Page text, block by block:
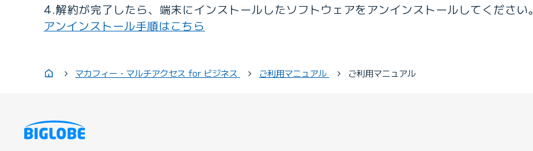
4.解約が完了したら、端末にインストールしたソフトウェアをアンインストールしてください。
アンインストール手順はこちら
マカフィー・マルチアクセス for ビジネス ご利用マニュアル ご利用マニュアル